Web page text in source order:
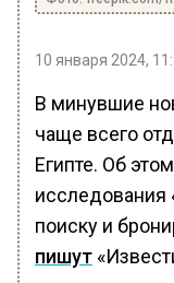
10 января 2024,
В минувшие
чаще всего
Египте. Об
исследования
поиску и
пишут